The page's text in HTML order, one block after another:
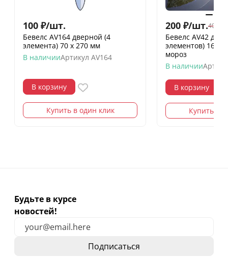
100 ₽/шт.
Бевелс AV164 дверной (4
элемента) 70 х 270 мм
В наличииАртикул AV164
В корзину
Купить в один клик
200 ₽/шт.400
Бевелс AV42
элементов) 160
мороз
В наличии
В корзину
Купить в
Будьте в курсе
новостей!